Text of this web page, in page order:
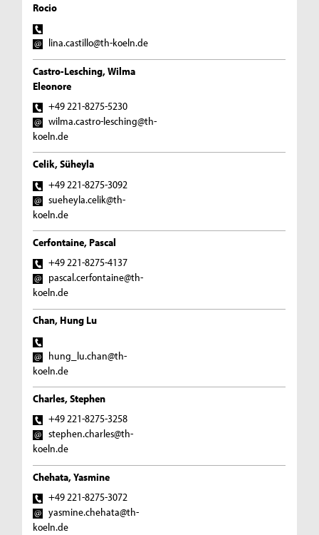
Rocio
lina.castillo@th-koeln.de
Castro-Lesching, Wilma
Eleonore
+49 221-8275-5230
wilma.castro-lesching@th-
koeln.de
Celik, Süheyla
+49 221-8275-3092
sueheyla.celik@th-
koeln.de
Cerfontaine, Pascal
+49 221-8275-4137
pascal.cerfontaine@th-
koeln.de
Chan, Hung Lu
hung_lu.chan@th-
koeln.de
Charles, Stephen
+49 221-8275-3258
stephen.charles@th-
koeln.de
Chehata, Yasmine
+49 221-8275-3072
yasmine.chehata@th-
koeln.de